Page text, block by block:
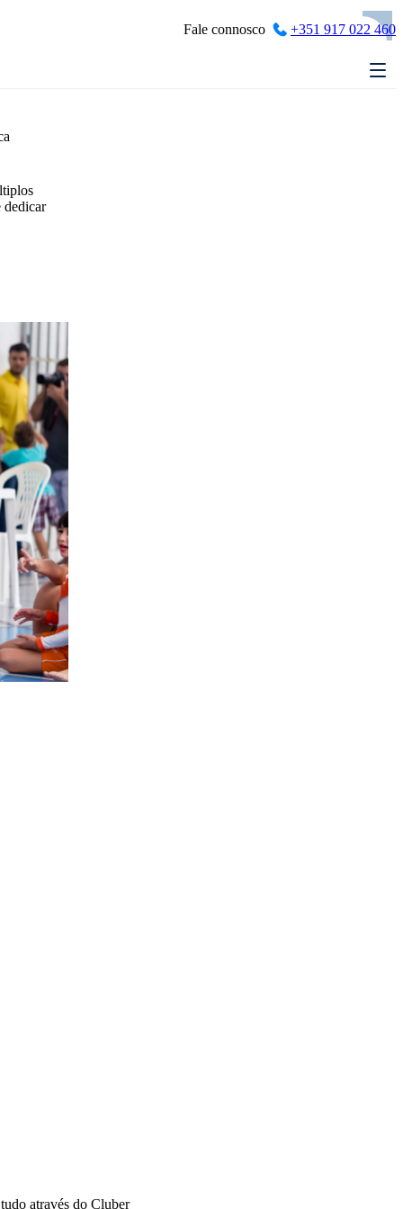
Fale connosco +351 917 022 460
dedicar
através do Cluber